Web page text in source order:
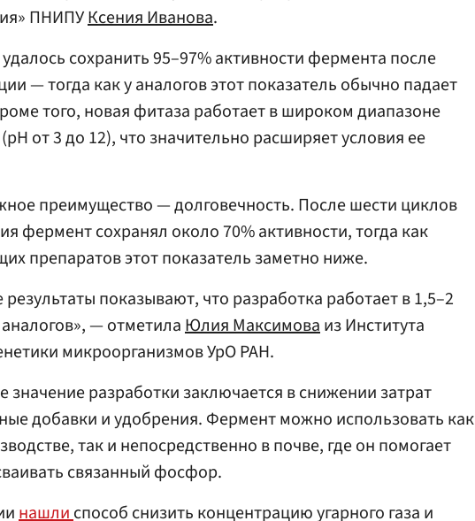
ПНИПУКсения Иванова.
удалось сохранить 95–97% активности фермента после
— тогда как у аналогов этот показатель обычно падает
того, новая фитаза работает в широком диапазоне
от 3 до 12), что значительно расширяет условия ее
преимущество — долговечность. После шести циклов
фермент сохранял около 70% активности, тогда как
препаратов этот показатель заметно ниже.
показывают, что разработка работает в 1,5–2
— отметилаЮлия Максимоваиз Института
микроорганизмов УрО РАН.
значение разработки заключается в снижении затрат
добавки и удобрения. Фермент можно использовать как
так и непосредственно в почве, где он помогает
связанный фосфор.
нашлиспособ снизить концентрацию угарного газа и